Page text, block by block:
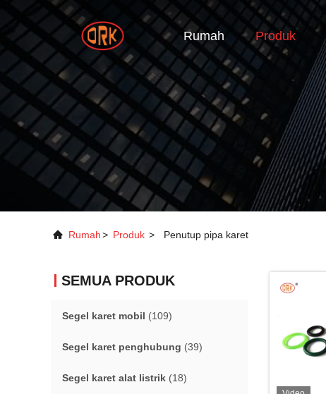
Rumah Produk
Rumah> Produk > Penutup pipa karet
SEMUA PRODUK
Segel karet mobil (109)
Segel karet penghubung (39)
Segel karet alat listrik (18)